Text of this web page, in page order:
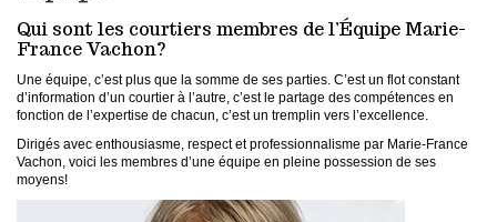
Qui sont les courtiers membres de l’Équipe Marie-
France Vachon?
Une équipe, c’est plus que la somme de ses parties. C’est un flot constant
d’information d’un courtier à l’autre, c’est le partage des compétences en
fonction de l’expertise de chacun, c’est un tremplin vers l’excellence.
Dirigés avec enthousiasme, respect et professionnalisme par Marie-France
Vachon, voici les membres d’une équipe en pleine possession de ses
moyens!